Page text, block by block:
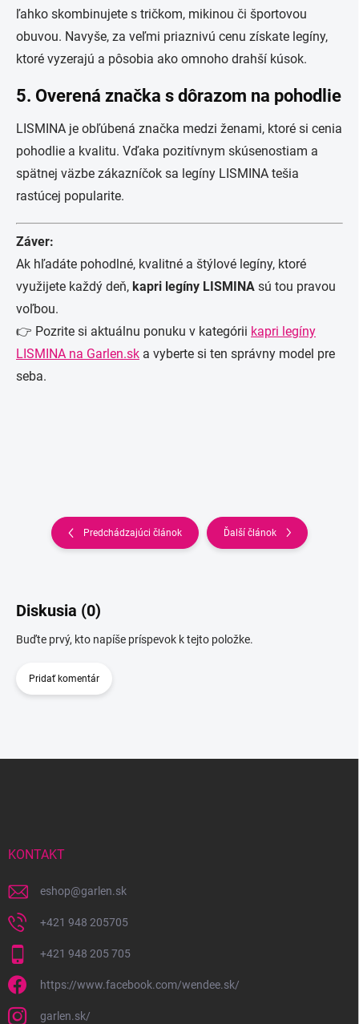
ľahko skombinujete s tričkom, mikinou či športovou
obuvou. Navyše, za veľmi priaznivú cenu získate legíny,
ktoré vyzerajú a pôsobia ako omnoho drahší kúsok.
5. Overená značka s dôrazom na pohodlie
LISMINA je obľúbená značka medzi ženami, ktoré si cenia
pohodlie a kvalitu. Vďaka pozitívnym skúsenostiam a
spätnej väzbe zákazníčok sa legíny LISMINA tešia
rastúcej popularite.
Záver:
Ak hľadáte pohodlné, kvalitné a štýlové legíny, ktoré
využijete každý deň, kapri legíny LISMINA sú tou pravou
voľbou.
👉 Pozrite si aktuálnu ponuku v kategórii kapri legíny
LISMINA na Garlen.sk a vyberte si ten správny model pre
seba.
Predchádzajúci článok Ďalší článok
Diskusia (0)
Buďte prvý, kto napíše príspevok k tejto položke.
Pridať komentár
KONTAKT
eshop@garlen.sk
+421 948 205705
+421 948 205 705
https://www.facebook.com/wendee.sk/
garlen.sk/